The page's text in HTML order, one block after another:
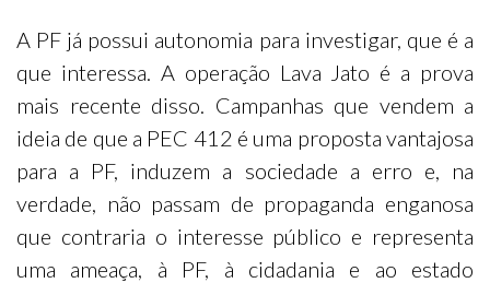
A PF já possui autonomia para investigar, que é a
que interessa. A operação Lava Jato é a prova
mais recente disso. Campanhas que vendem a
ideia de que a PEC 412 é uma proposta vantajosa
para a PF, induzem a sociedade a erro e, na
verdade, não passam de propaganda enganosa
que contraria o interesse público e representa
uma ameaça, à PF, à cidadania e ao estado